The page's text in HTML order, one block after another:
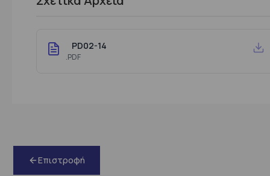
PD02-14
.PDF
Επιστροφή